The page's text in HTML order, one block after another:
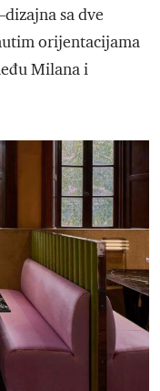
sa dve
orijentacijama
Milana i